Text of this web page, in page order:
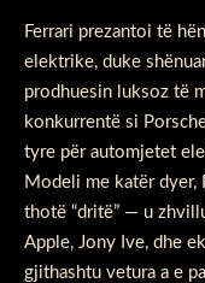
Ferrari prezantoi të
elektrike, duke
prodhuesin luksoz të
konkurrentë si
tyre për automjetet
Modeli me katër dyer,
thotë “dritë” — u
Apple, Jony Ive, dhe
gjithashtu vetura a e